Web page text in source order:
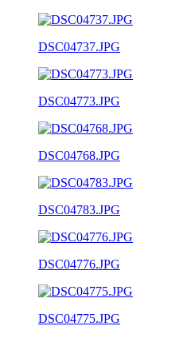
DSC04737.JPG
DSC04773.JPG
DSC04768.JPG
DSC04783.JPG
DSC04776.JPG
DSC04775.JPG